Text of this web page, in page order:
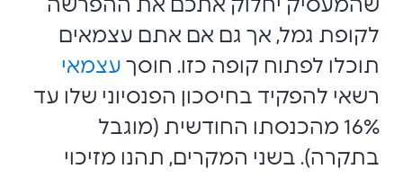
שהמעסיק יחלוק אתכם את ההפרשה
לקופת גמל, אך גם אם אתם עצמאים
תוכלו לפתוח קופה כזו. חוסך עצמאי
רשאי להפקיד בחיסכון הפנסיוני שלו עד
16% מהכנסתו החודשית (מוגבל
בתקרה). בשני המקרים, תהנו מזיכוי